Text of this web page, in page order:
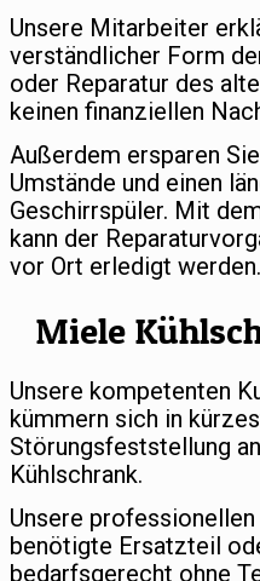
Unsere Mitarbeiter
verständlicher Form
oder Reparatur des
keinen finanziellen
Außerdem ersparen
Umstände und einen
Geschirrspüler. Mit
kann der
vor Ort erledigt werden.
Miele
Unsere kompetenten
kümmern sich in
Störungsfeststellung
Kühlschrank.
Unsere
benötigte Ersatzteil
bedarfsgerecht ohne